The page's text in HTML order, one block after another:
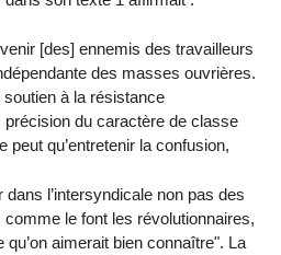
[des] ennemis des travailleurs
des masses ouvrières.
soutien à la résistance
précision du caractère de classe
peut qu’entretenir la confusion,
l’intersyndicale non pas des
le font les révolutionnaires,
aimerait bien connaître". La